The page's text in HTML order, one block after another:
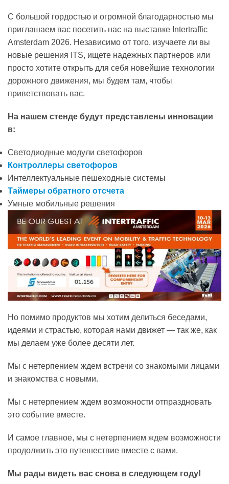
С большой гордостью и огромной благодарностью мы
приглашаем вас посетить нас на выставке Intertraffic
Amsterdam 2026. Независимо от того, изучаете ли вы
новые решения ITS, ищете надежных партнеров или
просто хотите открыть для себя новейшие технологии
дорожного движения, мы будем там, чтобы
приветствовать вас.
На нашем стенде будут представлены инновации
в:
Светодиодные модули светофоров
Контроллеры светофоров
Интеллектуальные пешеходные системы
Таймеры обратного отсчета
Умные мобильные решения
Но помимо продуктов мы хотим делиться беседами,
идеями и страстью, которая нами движет — так же, как
мы делаем уже более десяти лет.
Мы с нетерпением ждем встречи со знакомыми лицами
и знакомства с новыми.
Мы с нетерпением ждем возможности отпраздновать
это событие вместе.
И самое главное, мы с нетерпением ждем возможности
продолжить это путешествие вместе с вами.
Мы рады видеть вас снова в следующем году!